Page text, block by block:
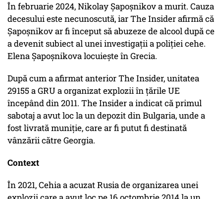
În februarie 2024, Nikolay Șapoșnikov a murit. Cauza
decesului este necunoscută, iar The Insider afirmă că
Șapoșnikov ar fi început să abuzeze de alcool după ce
a devenit subiect al unei investigații a poliției cehe.
Elena Șapoșnikova locuiește în Grecia.
După cum a afirmat anterior The Insider, unitatea
29155 a GRU a organizat explozii în țările UE
începând din 2011. The Insider a indicat că primul
sabotaj a avut loc la un depozit din Bulgaria, unde a
fost livrată muniție, care ar fi putut fi destinată
vânzării către Georgia.
Context
În 2021, Cehia a acuzat Rusia de organizarea unei